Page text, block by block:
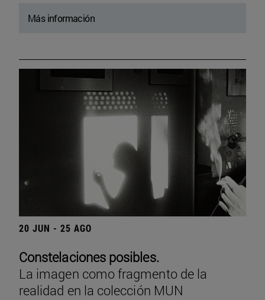
Más información
20 JUN - 25 AGO
Constelaciones posibles.
La imagen como fragmento de la
realidad en la colección MUN